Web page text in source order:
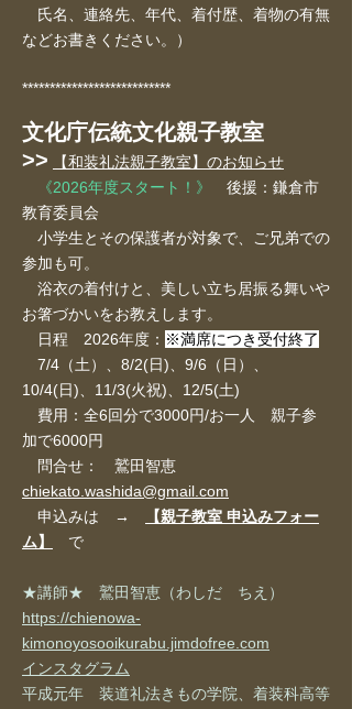
氏名、連絡先、年代、着付歴、着物の有無
などお書きください。）
***************************
文化庁伝統文化親子教室
>>
【和装礼法親子教室】のお知らせ
《2026年度スタート！》 後援：鎌倉市
教育委員会
小学生とその保護者が対象で、ご兄弟での
参加も可。
浴衣の着付けと、美しい立ち居振る舞いや
お箸づかいをお教えします。
日程 2026年度： ※満席につき受付終了
7/4（土）、8/2(日)、9/6（日）、
10/4(日)、 11/3(火祝)、12/5(土)
費用：全6回分で3000円/お一人 親子参
加で6000円
​ 問合せ： 鷲田智恵
chiekato.washida@gmail.com
申込みは
→
【親子教室 申込みフォー
ム】
で
★講師★ 鷲田智恵（わしだ ちえ）
https://chienowa-
kimonoyosooikurabu.jimdofree.com
インスタグラム
平成元年 装道礼法きもの学院、着装科高等